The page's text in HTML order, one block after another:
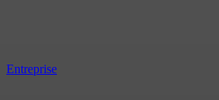
Entreprise